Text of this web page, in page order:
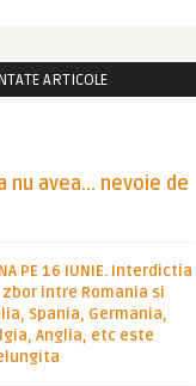
ARTICOLE
nu avea… nevoie de
PE 16 IUNIE. Interdictia
zbor intre Romania si
Spania, Germania,
Anglia, etc este